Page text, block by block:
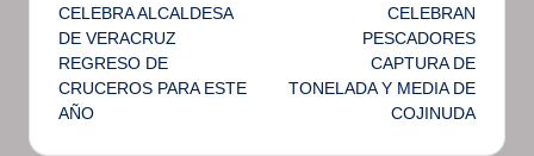
de
entradas
CELEBRA ALCALDESA
DE VERACRUZ
REGRESO DE
CRUCEROS PARA ESTE
AÑO
CELEBRAN
PESCADORES
CAPTURA DE
TONELADA Y MEDIA DE
COJINUDA